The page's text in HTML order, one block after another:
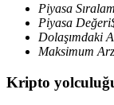
Piyasa
Piyasa Değeri
Dolaşımdaki
Maksimum Arz
Kripto